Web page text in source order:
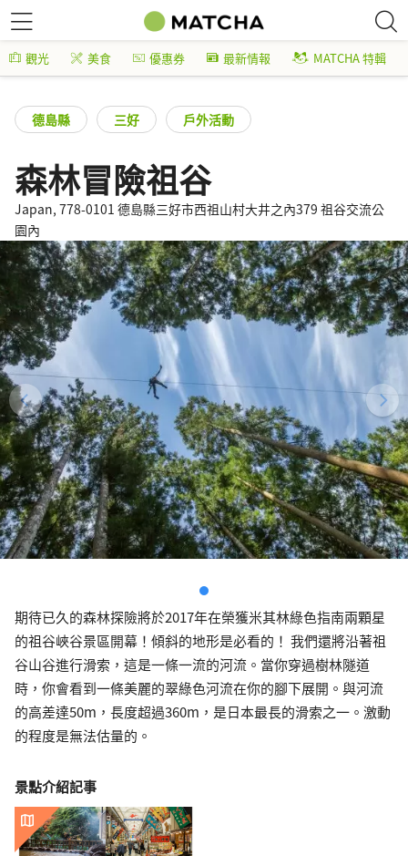
觀光 美食 優惠券 最新情報 MATCHA 特輯
德島縣 三好 戶外活動
森林冒險祖谷
Japan, 778-0101 德島縣三好市西祖山村大井之內379 祖谷交流公
園內
期待已久的森林探險將於2017年在榮獲米其林綠色指南兩顆星
的祖谷峽谷景區開幕！傾斜的地形是必看的！ ​​我們還將沿著祖
谷山谷進行滑索，這是一條一流的河流。當你穿過樹林隧道
時，你會看到一條美麗的翠綠色河流在你的腳下展開。與河流
的高差達50m，長度超過360m，是日本最長的滑索之一。激動
的程度是無法估量的。
景點介紹記事